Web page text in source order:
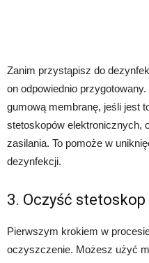
Zanim przystąpisz do
on odpowiednio
gumową membranę, jeśli jest
stetoskopów elektronicznych,
zasilania. To pomoże w
dezynfekcji.
3. Oczyść stetoskop
Pierwszym krokiem w
oczyszczenie. Możesz użyć